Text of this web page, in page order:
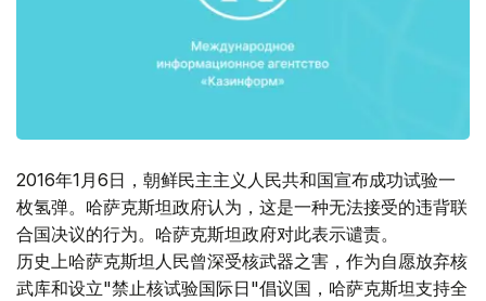
2016年1月6日，朝鲜民主主义人民共和国宣布成功试验一
枚氢弹。哈萨克斯坦政府认为，这是一种无法接受的违背联
合国决议的行为。哈萨克斯坦政府对此表示谴责。
历史上哈萨克斯坦人民曾深受核武器之害，作为自愿放弃核
武库和设立"禁止核试验国际日"倡议国，哈萨克斯坦支持全